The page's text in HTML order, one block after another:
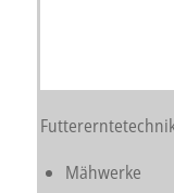
Mähwerke